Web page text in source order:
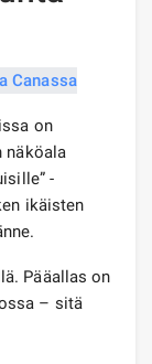
on
näköala
-
ikäisten
Pääallas on
– sitä